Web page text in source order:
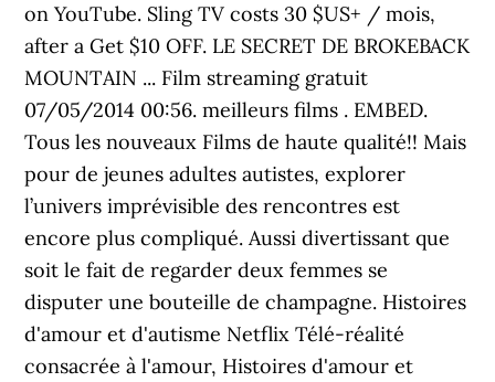
on YouTube. Sling TV costs 30 $US+ / mois,
after a Get $10 OFF. LE SECRET DE BROKEBACK
MOUNTAIN ... Film streaming gratuit
07/05/2014 00:56. meilleurs films . EMBED.
Tous les nouveaux Films de haute qualité!! Mais
pour de jeunes adultes autistes, explorer
l’univers imprévisible des rencontres est
encore plus compliqué. Aussi divertissant que
soit le fait de regarder deux femmes se
disputer une bouteille de champagne. Histoires
d'amour et d'autisme Netflix Télé-réalité
consacrée à l'amour, Histoires d'amour et